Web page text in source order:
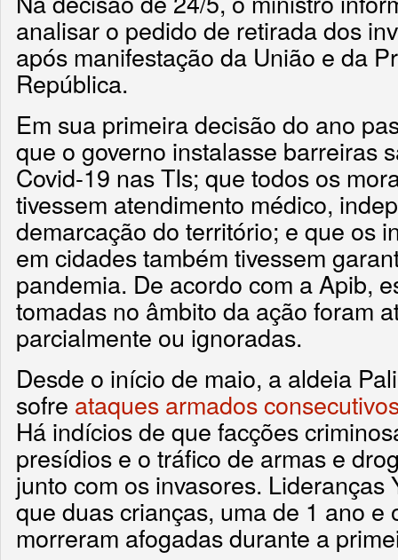
analisar o pedido de retirada dos
após manifestação da União e da
República.
Em sua primeira decisão do ano
que o governo instalasse barreiras
Covid-19 nas TIs; que todos os
tivessem atendimento médico,
demarcação do território; e que os
em cidades também tivessem
pandemia. De acordo com a Apib,
tomadas no âmbito da ação foram
parcialmente ou ignoradas.
Desde o início de maio, a aldeia
sofre ataques armados
Há indícios de que facções
presídios e o tráfico de armas e
junto com os invasores. Lideranças
que duas crianças, uma de 1 ano e
morreram afogadas durante a